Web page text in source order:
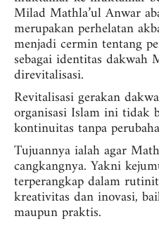
Milad Mathla’ul Anwar
merupakan perhelatan
menjadi cermin tentang
sebagai identitas dakwah
direvitalisasi.
Revitalisasi gerakan
organisasi Islam ini tidak
kontinuitas tanpa
Tujuannya ialah agar
cangkangnya. Yakni
terperangkap dalam
kreativitas dan inovasi,
maupun praktis.